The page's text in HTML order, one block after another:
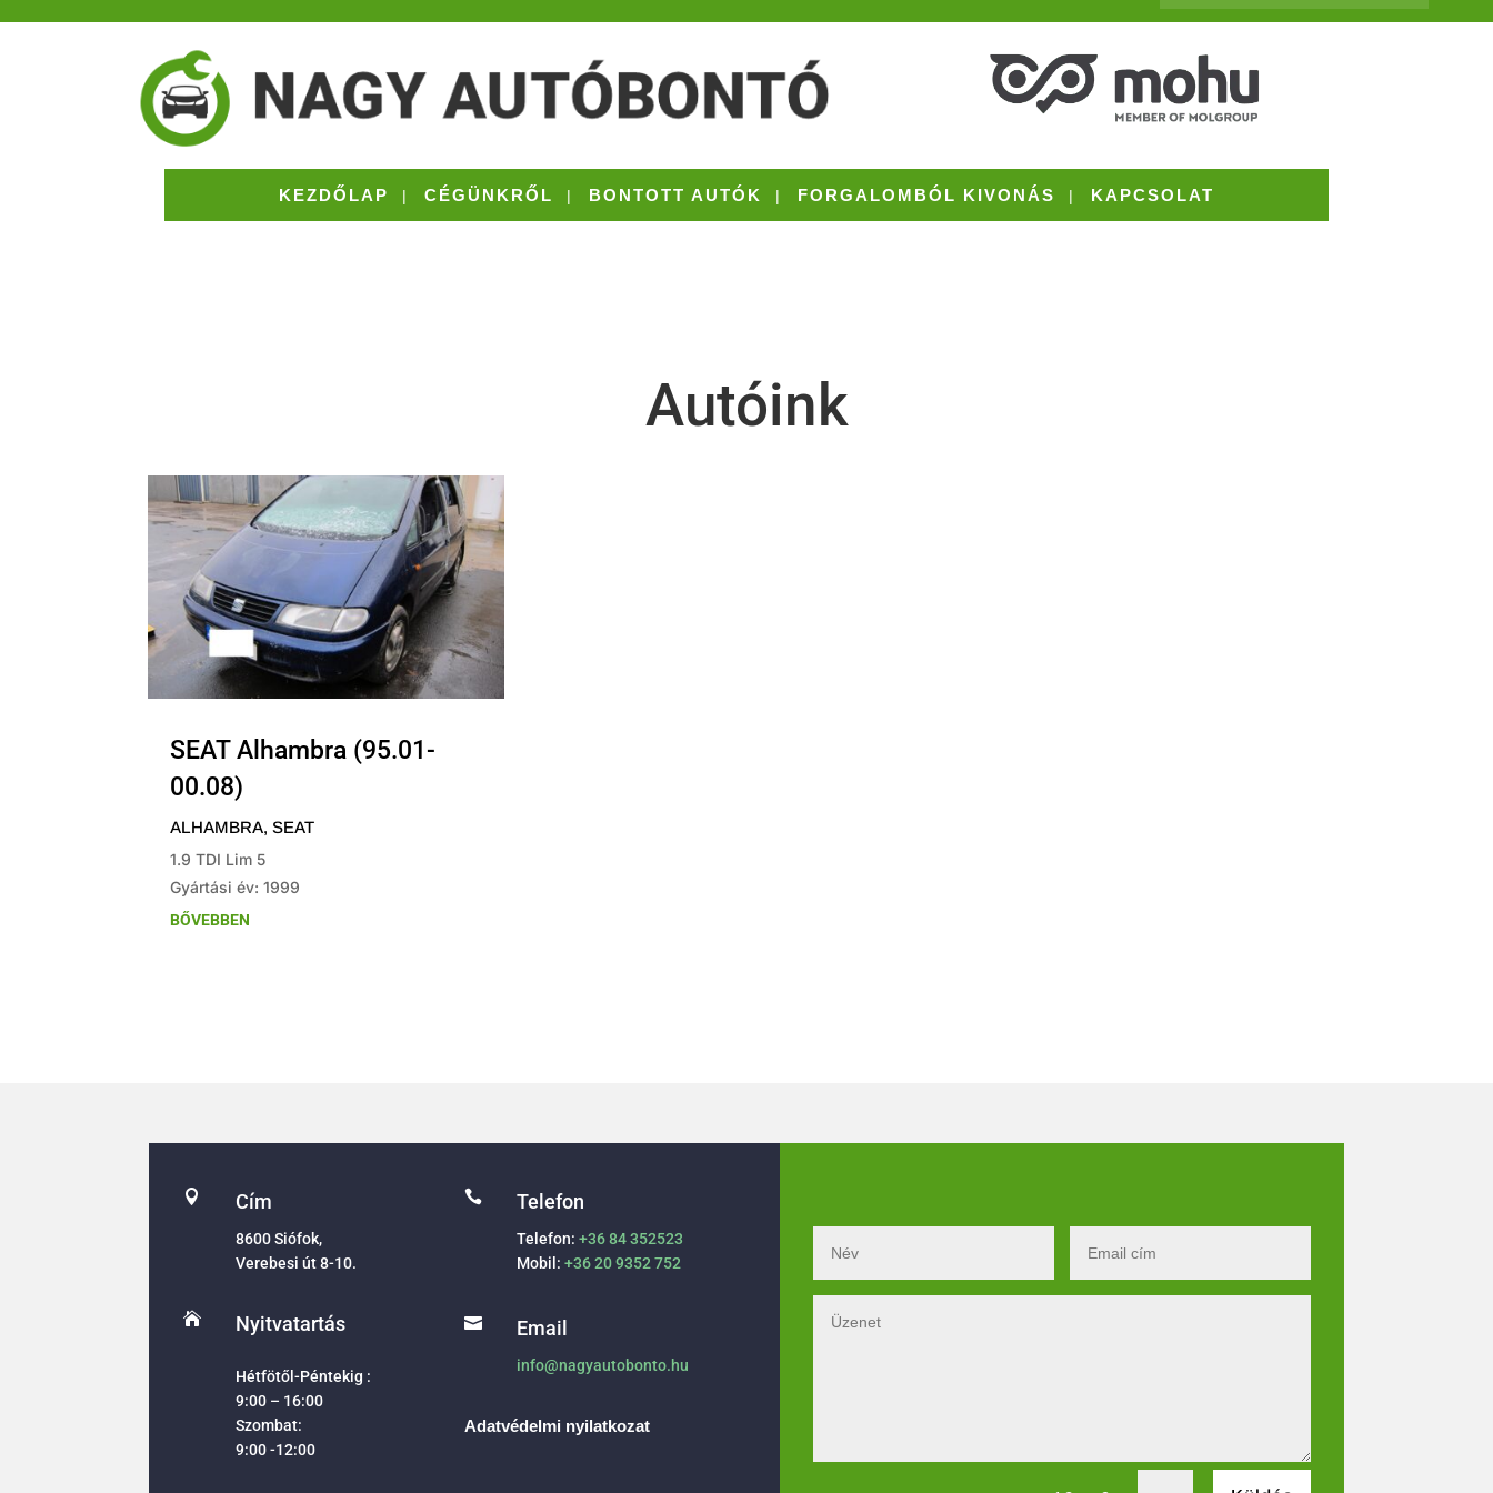
KEZDŐLAP CÉGÜNKRŐL BONTOTT AUTÓK FORGALOMBÓL KIVONÁS KAPCSOLAT
Autóink
SEAT Alhambra (95.01-
00.08)
ALHAMBRA,SEAT
1.9 TDI Lim 5
Gyártási év: 1999
BŐVEBBEN
 Cím
8600 Siófok,
Verebesi út 8-10.
 Nyitvatartás
Hétfötől-Péntekig :
9:00 – 16:00
Szombat:
9:00 -12:00
 Telefon
Telefon:+36 84 352523
Mobil:+36 20 9352 752
 Email
info@nagyautobonto.hu
Adatvédelmi nyilatkozat